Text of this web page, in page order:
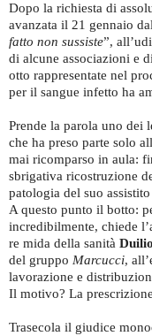
Dopo la richiesta di
avanzata il 21 gennaio
fatto non sussiste”,
di alcune associazioni e
otto rappresentate nel
per il sangue infetto ha
Prende la parola uno dei
che ha preso parte solo
mai ricomparso in aula:
sbrigativa ricostruzione
patologia del suo
A questo punto il botto:
incredibilmente, chiede
re mida della sanità
del gruppo Marcucci,
lavorazione e
Il motivo? La
Trasecola il giudice